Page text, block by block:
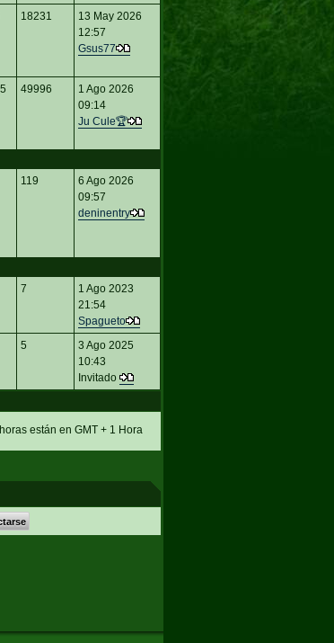
18231
13 May 2026
12:57
Gsus77
49996
1 Ago 2026
09:14
Ju Cule🏆
119
6 Ago 2026
09:57
deninentry
7
1 Ago 2023
21:54
Spagueto
5
3 Ago 2025
10:43
Invitado
están en GMT + 1 Hora